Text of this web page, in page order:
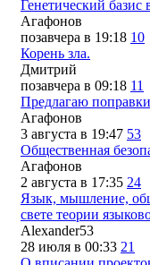
Генетический
Агафонов
позавчера в 19:18 10
Корень зла.
Дмитрий
позавчера в 09:18 11
Предлагаю
Агафонов
3 августа в 19:47 53
Общественная
Агафонов
2 августа в 17:35 24
Язык, мышление,
свете теории
Alexander53
28 июля в 00:33 21